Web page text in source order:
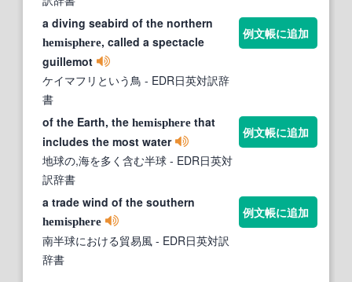
a diving seabird of the northern
hemisphere, called a spectacle
guillemot
ケイマフリという鳥 - EDR日英対訳辞
書
例文帳に追加
of the Earth, the hemisphere that
includes the most water
地球の,海を多く含む半球 - EDR日英対
訳辞書
例文帳に追加
a trade wind of the southern
hemisphere
南半球における貿易風 - EDR日英対訳
辞書
例文帳に追加